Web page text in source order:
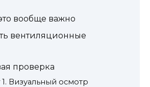
вообще важно
вентиляционные
проверка
Визуальный осмотр